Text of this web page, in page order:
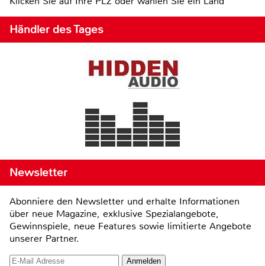
Händler des Tages
Newsletter
Abonniere den Newsletter und erhalte Informationen
über neue Magazine, exklusive Spezialangebote,
Gewinnspiele, neue Features sowie limitierte Angebote
unserer Partner.